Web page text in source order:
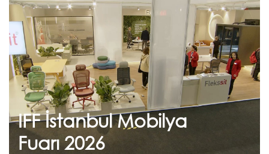
IFF İstanbul Mobilya
Fuarı 2026
2026
Standımızı ziyaret eden tüm konuklarımıza
teşekkür ederiz.